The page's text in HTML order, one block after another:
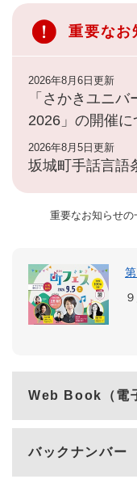
重要なお
2026年8月6日更新
「さかきユニ
2026」の開催に
2026年8月5日更新
坂城町手話言語
重要なお知らせの
Web Book（電
バックナンバー